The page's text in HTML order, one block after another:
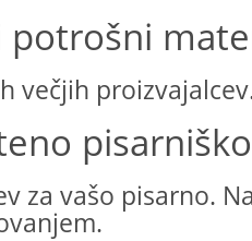
večjih
vašo pisarno.